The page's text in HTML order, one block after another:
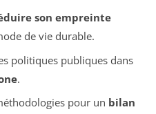
son empreinte
de vie durable.
politiques publiques dans
.
pour un bilan